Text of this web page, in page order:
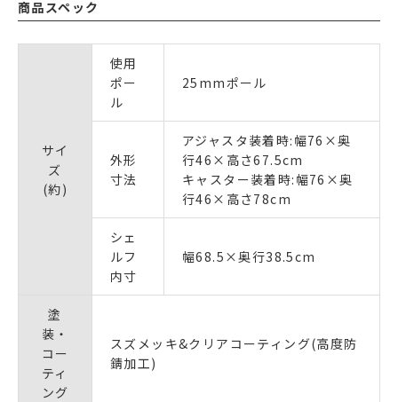
商品スペック
サイ
ズ
(約)
使用
ポー
ル
25mmポール
外形
寸法
アジャスタ装着時:幅76×奥
行46×高さ67.5cm
キャスター装着時:幅76×奥
行46×高さ78cm
シェ
ルフ
内寸
幅68.5×奥行38.5cm
塗
装・
コー
ティ
ング
スズメッキ&クリアコーティング(高度防
錆加工)